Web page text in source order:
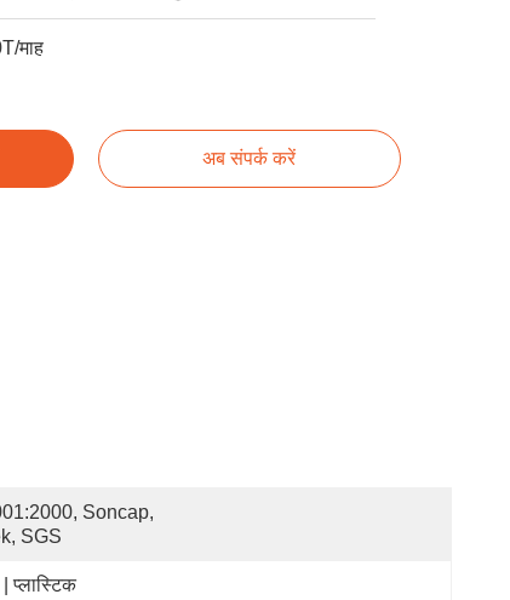
माह
अब संपर्क करें
Soncap,
SGS
प्लास्टिक